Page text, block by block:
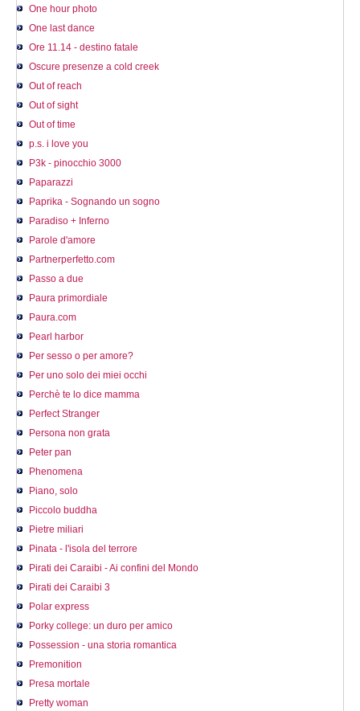
One hour photo
One last dance
Ore 11.14 - destino fatale
Oscure presenze a cold creek
Out of reach
Out of sight
Out of time
p.s. i love you
P3k - pinocchio 3000
Paparazzi
Paprika - Sognando un sogno
Paradiso + Inferno
Parole d'amore
Partnerperfetto.com
Passo a due
Paura primordiale
Paura.com
Pearl harbor
Per sesso o per amore?
Per uno solo dei miei occhi
Perchè te lo dice mamma
Perfect Stranger
Persona non grata
Peter pan
Phenomena
Piano, solo
Piccolo buddha
Pietre miliari
Pinata - l'isola del terrore
Pirati dei Caraibi - Ai confini del Mondo
Pirati dei Caraibi 3
Polar express
Porky college: un duro per amico
Possession - una storia romantica
Premonition
Presa mortale
Pretty woman